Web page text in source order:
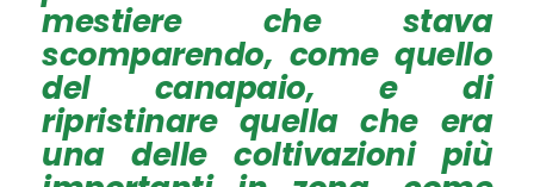
mestiere che stava
scomparendo, come quello
del canapaio, e di
ripristinare quella che era
una delle coltivazioni più